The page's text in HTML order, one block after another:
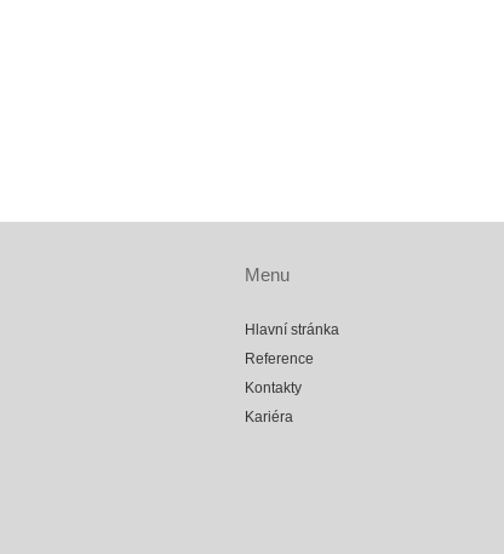
Menu
Hlavní stránka
Reference
Kontakty
Kariéra